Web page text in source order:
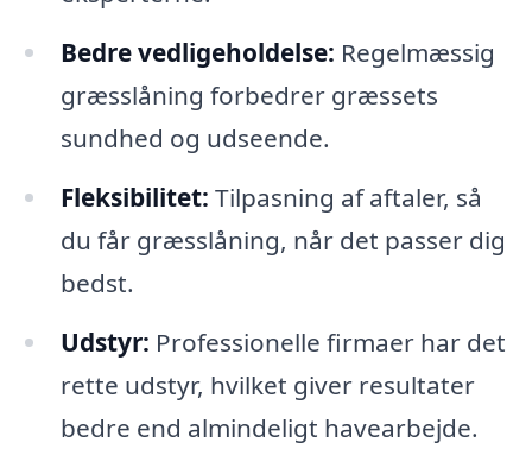
Bedre vedligeholdelse: Regelmæssig
græsslåning forbedrer græssets
sundhed og udseende.
Fleksibilitet: Tilpasning af aftaler, så
du får græsslåning, når det passer dig
bedst.
Udstyr: Professionelle firmaer har det
rette udstyr, hvilket giver resultater
bedre end almindeligt havearbejde.